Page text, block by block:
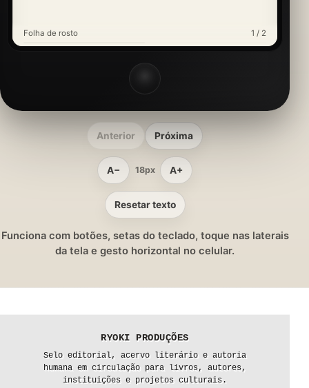
Folha de rosto 1 / 2
Anterior Próxima
A− 18px A+
Resetar texto
Funciona com botões, setas do teclado, toque nas laterais
da tela e gesto horizontal no celular.
RYOKI PRODUÇÕES
Selo editorial, acervo literário e autoria
humana em circulação para livros, autores,
instituições e projetos culturais.